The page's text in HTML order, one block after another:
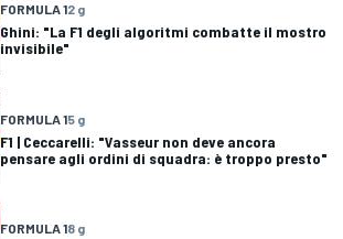
FORMULA 12 g
Ghini: "La F1 degli algoritmi combatte il mostro
invisibile"
FORMULA 15 g
F1 | Ceccarelli: "Vasseur non deve ancora
pensare agli ordini di squadra: è troppo presto"
FORMULA 18 g